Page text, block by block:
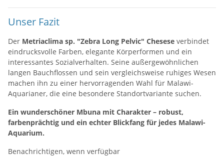
Unser Fazit
Der Metriaclima sp. "Zebra Long Pelvic" Chesese verbindet
eindrucksvolle Farben, elegante Körperformen und ein
interessantes Sozialverhalten. Seine außergewöhnlichen
langen Bauchflossen und sein vergleichsweise ruhiges Wesen
machen ihn zu einer hervorragenden Wahl für Malawi-
Aquarianer, die eine besondere Standortvariante suchen.
Ein wunderschöner Mbuna mit Charakter – robust,
farbenprächtig und ein echter Blickfang für jedes Malawi-
Aquarium.
Benachrichtigen, wenn verfügbar